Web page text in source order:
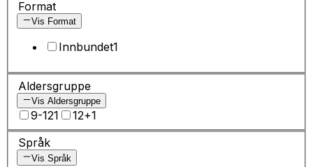
Format
Vis Format
Innbundet1
Aldersgruppe
Vis Aldersgruppe
9-121 12+1
Språk
Vis Språk